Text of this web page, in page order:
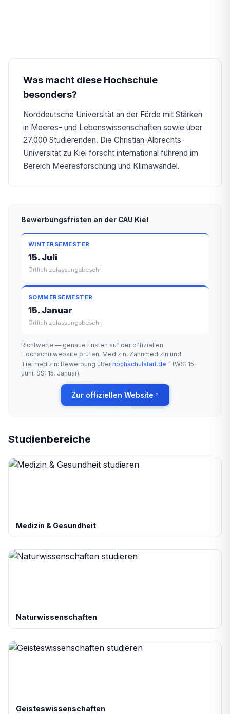
Was macht diese Hochschule
besonders?
Norddeutsche Universität an der Förde mit Stärken
in Meeres- und Lebenswissenschaften sowie über
27.000 Studierenden. Die Christian-Albrechts-
Universität zu Kiel forscht international führend im
Bereich Meeresforschung und Klimawandel.
Bewerbungsfristen an der CAU Kiel
WINTERSEMESTER
15. Juli
Örtlich zulassungsbeschr.
SOMMERSEMESTER
15. Januar
Örtlich zulassungsbeschr.
Richtwerte — genaue Fristen auf der offiziellen
Hochschulwebsite prüfen. Medizin, Zahnmedizin und
Tiermedizin: Bewerbung überhochschulstart.de
(WS: 15.
Juni, SS: 15. Januar).
Zur offiziellen Website
Studienbereiche
Medizin & Gesundheit
Naturwissenschaften
Geisteswissenschaften